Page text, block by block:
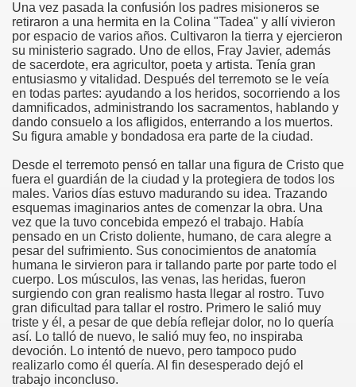
Una vez pasada la confusión los padres misioneros se
retiraron a una hermita en la Colina "Tadea" y allí vivieron
por espacio de varios años. Cultivaron la tierra y ejercieron
su ministerio sagrado. Uno de ellos, Fray Javier, además
de sacerdote, era agricultor, poeta y artista. Tenía gran
entusiasmo y vitalidad. Después del terremoto se le veía
en todas partes: ayudando a los heridos, socorriendo a los
damnificados, administrando los sacramentos, hablando y
dando consuelo a los afligidos, enterrando a los muertos.
Su figura amable y bondadosa era parte de la ciudad.
Desde el terremoto pensó en tallar una figura de Cristo que
fuera el guardián de la ciudad y la protegiera de todos los
males. Varios días estuvo madurando su idea. Trazando
esquemas imaginarios antes de comenzar la obra. Una
vez que la tuvo concebida empezó el trabajo. Había
pensado en un Cristo doliente, humano, de cara alegre a
pesar del sufrimiento. Sus conocimientos de anatomía
humana le sirvieron para ir tallando parte por parte todo el
cuerpo. Los músculos, las venas, las heridas, fueron
surgiendo con gran realismo hasta llegar al rostro. Tuvo
gran dificultad para tallar el rostro. Primero le salió muy
triste y él, a pesar de que debía reflejar dolor, no lo quería
así. Lo talló de nuevo, le salió muy feo, no inspiraba
devoción. Lo intentó de nuevo, pero tampoco pudo
realizarlo como él quería. Al fin desesperado dejó el
trabajo inconcluso.